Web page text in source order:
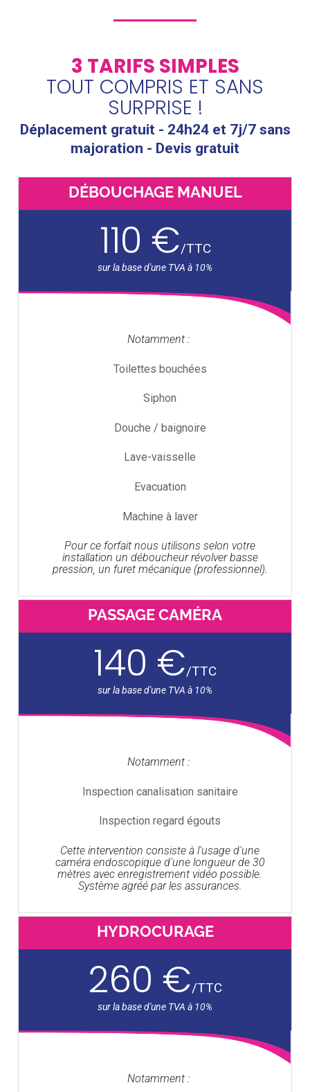
3 TARIFS SIMPLES
TOUT COMPRIS ET SANS
SURPRISE !
Déplacement gratuit - 24h24 et 7j/7 sans
majoration - Devis gratuit
DÉBOUCHAGE MANUEL
110 €/TTC
Notamment :
Toilettes bouchées
Siphon
Douche / baignoire
Lave-vaisselle
Evacuation
Machine à laver
Pour ce forfait nous utilisons selon votre
installation un déboucheur révolver basse
pression, un furet mécanique (professionnel).
PASSAGE CAMÉRA
140 €/TTC
Notamment :
Inspection canalisation sanitaire
Inspection regard égouts
Cette intervention consiste à l'usage d'une
caméra endoscopique d'une longueur de 30
mètres avec enregistrement vidéo possible.
Système agréé par les assurances.
HYDROCURAGE
260 €/TTC
Notamment :